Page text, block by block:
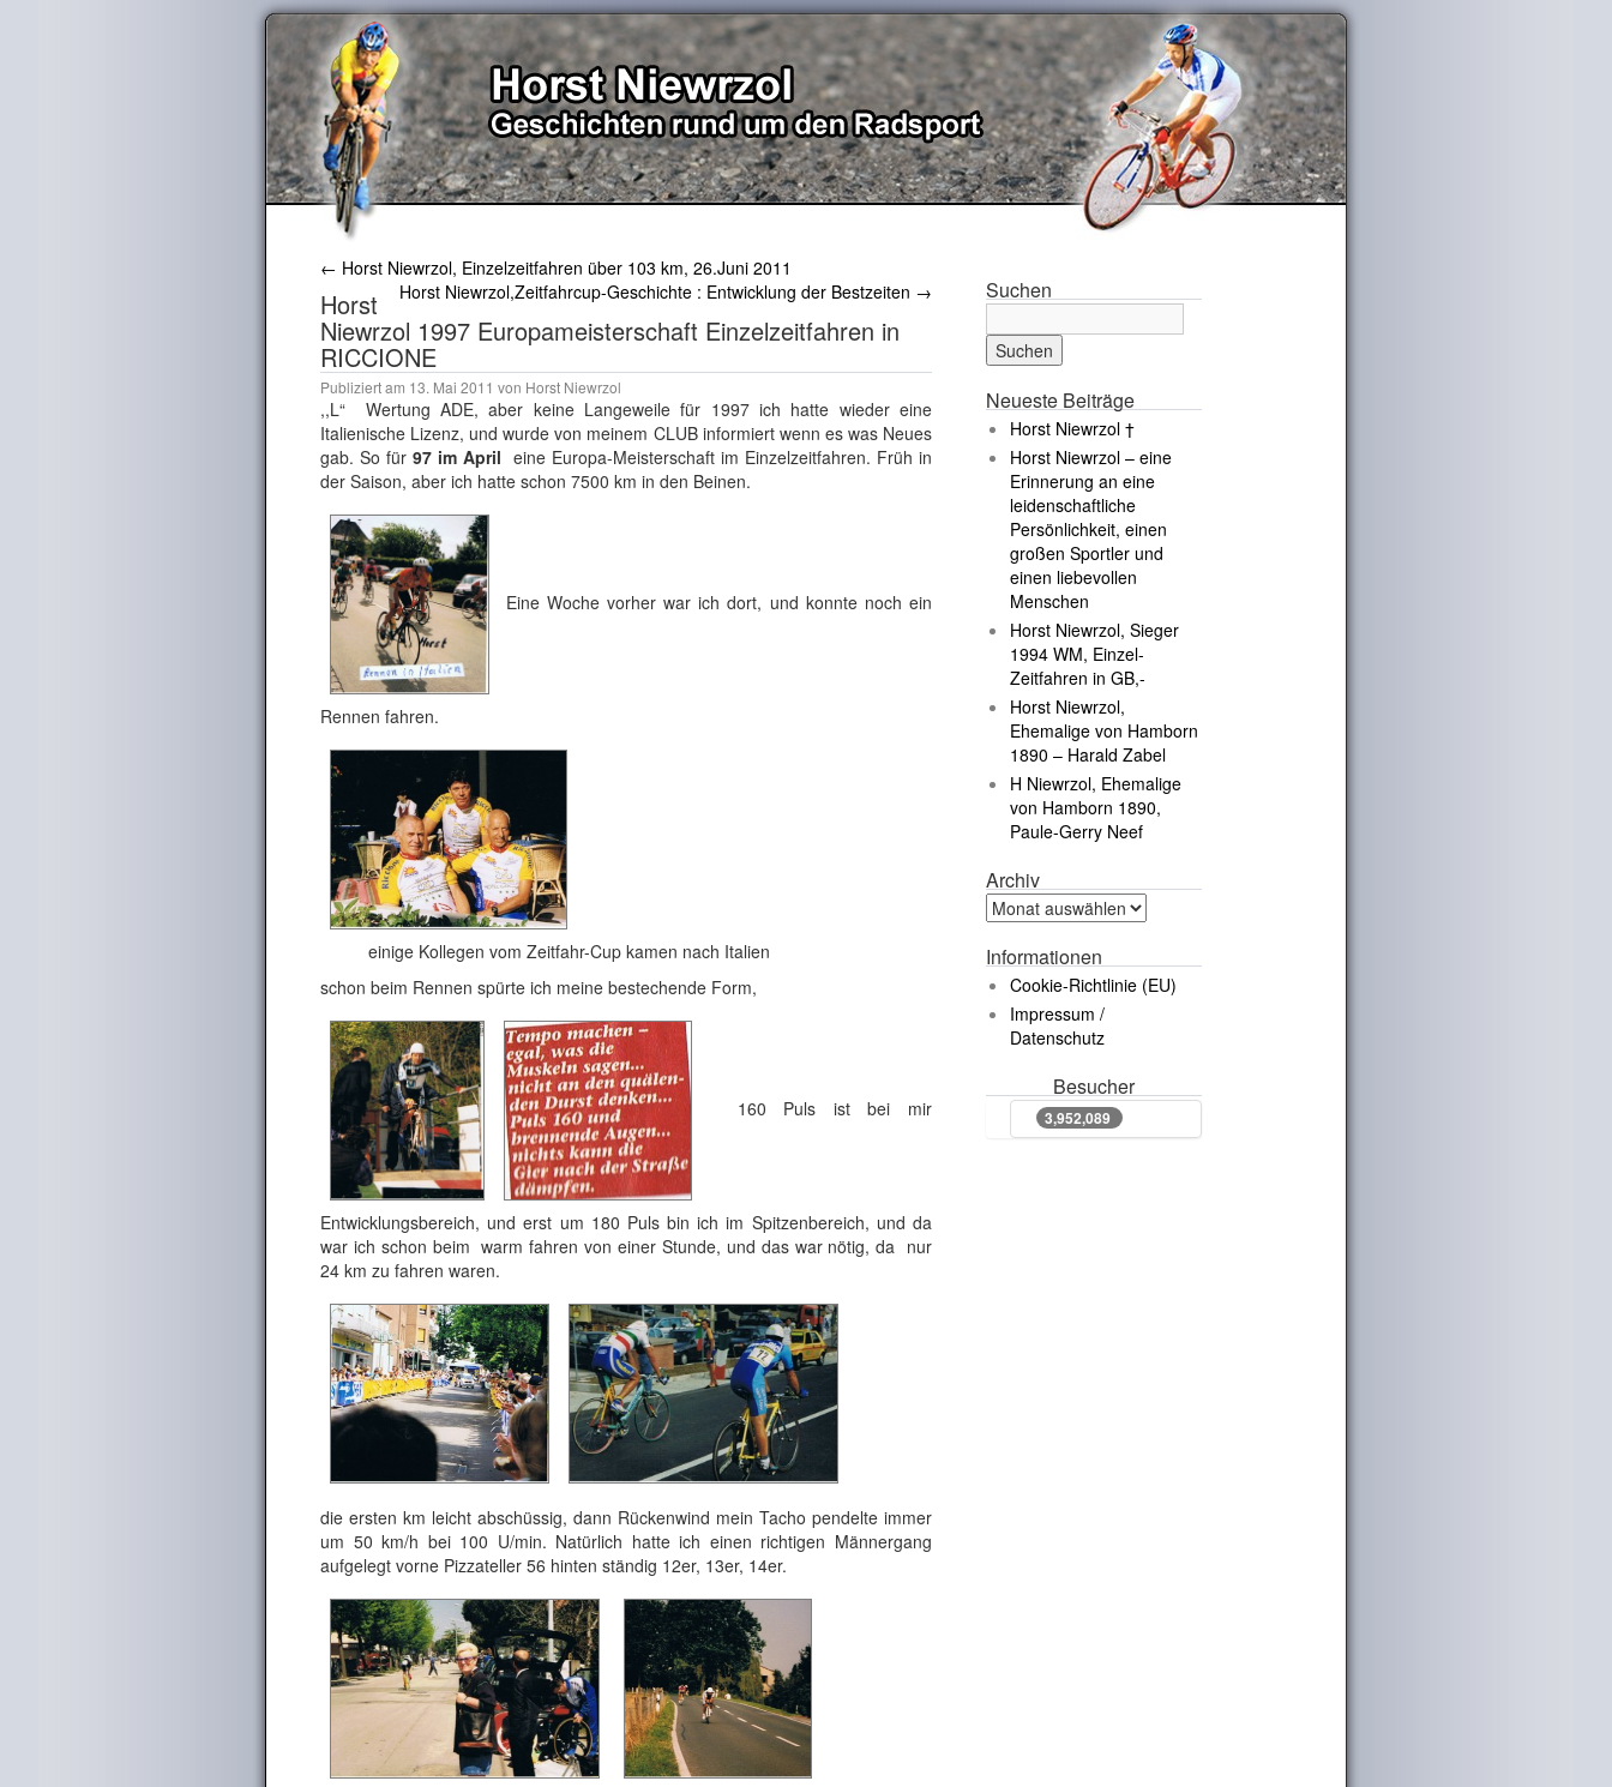
← Horst Niewrzol, Einzelzeitfahren über 103 km, 26.Juni 2011
Horst Niewrzol,Zeitfahrcup-Geschichte : Entwicklung der Bestzeiten →
Horst
Niewrzol 1997 Europameisterschaft Einzelzeitfahren in
RICCIONE
Publiziert am 13. Mai 2011 von Horst Niewrzol
,,L“ Wertung ADE, aber keine Langeweile für 1997 ich hatte wieder eine
Italienische Lizenz, und wurde von meinem CLUB informiert wenn es was Neues
gab. So für 97 im April eine Europa-Meisterschaft im Einzelzeitfahren. Früh in
der Saison, aber ich hatte schon 7500 km in den Beinen.
Eine Woche vorher war ich dort, und konnte noch ein
Rennen fahren.
einige Kollegen vom Zeitfahr-Cup kamen nach Italien
schon beim Rennen spürte ich meine bestechende Form,
160 Puls ist bei mir
Entwicklungsbereich, und erst um 180 Puls bin ich im Spitzenbereich, und da
war ich schon beim warm fahren von einer Stunde, und das war nötig, da nur
24 km zu fahren waren.
die ersten km leicht abschüssig, dann Rückenwind mein Tacho pendelte immer
um 50 km/h bei 100 U/min. Natürlich hatte ich einen richtigen Männergang
aufgelegt vorne Pizzateller 56 hinten ständig 12er, 13er, 14er.
Suchen
Neueste Beiträge
Horst Niewrzol †
Horst Niewrzol – eine
Erinnerung an eine
leidenschaftliche
Persönlichkeit, einen
großen Sportler und
einen liebevollen
Menschen
Horst Niewrzol, Sieger
1994 WM, Einzel-
Zeitfahren in GB,-
Horst Niewrzol,
Ehemalige von Hamborn
1890 – Harald Zabel
H Niewrzol, Ehemalige
von Hamborn 1890,
Paule-Gerry Neef
Archiv
Informationen
Cookie-Richtlinie (EU)
Impressum /
Datenschutz
Besucher
3,952,089
3,952,089